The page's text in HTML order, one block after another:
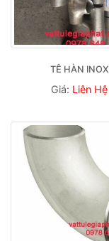
TÊ HÀN INOX
Giá: Liên Hệ